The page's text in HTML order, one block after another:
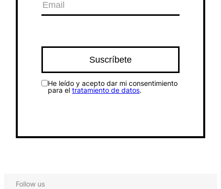
He leído y acepto dar mi consentimiento
para el tratamiento de datos.
Follow us